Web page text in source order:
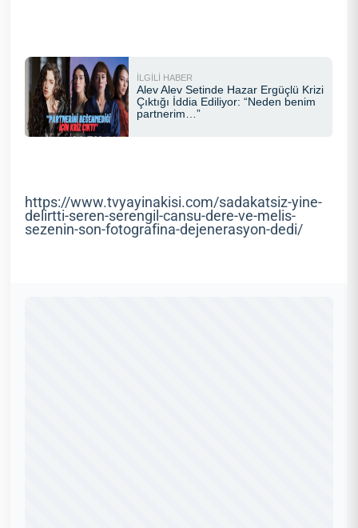
https://www.tvyayinakisi.com/sadakatsiz-yine-
delirtti-seren-serengil-cansu-dere-ve-melis-
sezenin-son-fotografina-dejenerasyon-dedi/